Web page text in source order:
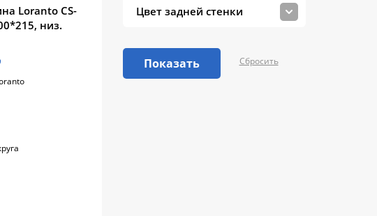
Цвет задней стенки
Показать Сбросить
Loranto CS-
низ.